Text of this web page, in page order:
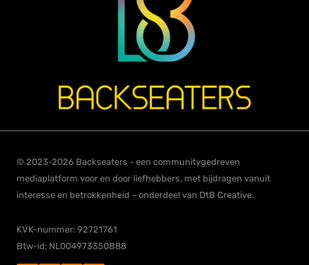
© 2023-2026 Backseaters - een communitygedreven
mediaplatform voor en door liefhebbers, met bijdragen vanuit
interesse en betrokkenheid – onderdeel van DtB Creative.
KVK-nummer: 92721761
Btw-id: NL004973350B88